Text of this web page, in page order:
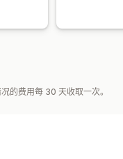
的费用每 30 天收取一次。